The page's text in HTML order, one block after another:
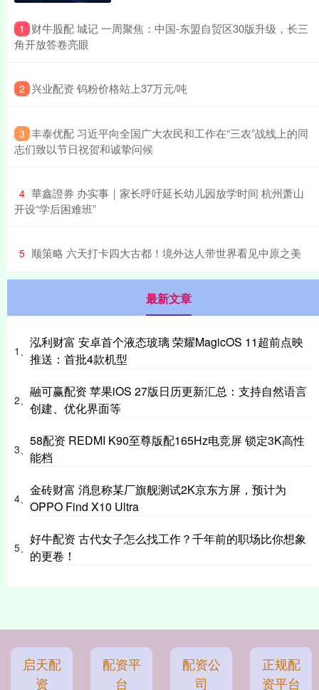
1
​财牛股配 城记 一周聚焦：中国-东盟自贸区30版升级，长三
角开放答卷亮眼
2 ​兴业配资 钨粉价格站上37万元/吨
3 ​丰泰优配 习近平向全国广大农民和工作在“三农”战线上的同
志们致以节日祝贺和诚挚问候
4 ​華鑫證券 办实事｜家长呼吁延长幼儿园放学时间 杭州萧山
开设“学后困难班”
5 ​顺策略 六天打卡四大古都！境外达人带世界看见中原之美
最新文章
1、
泓利财富 安卓首个液态玻璃 荣耀MagicOS 11超前点映
推送：首批4款机型
2、
融可赢配资 苹果iOS 27版日历更新汇总：支持自然语言
创建、优化界面等
3、
58配资 REDMI K90至尊版配165Hz电竞屏 锁定3K高性
能档
4、
金砖财富 消息称某厂旗舰测试2K京东方屏，预计为
OPPO Find X10 Ultra
5、
好牛配资 古代女子怎么找工作？千年前的职场比你想象
的更卷！
启天配
资
配资平
台
配资公
司
正规配
资平台